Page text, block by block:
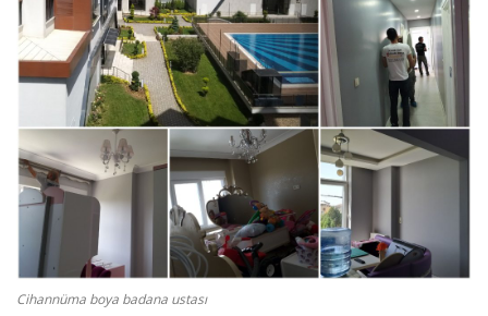
Cihannüma boya badana ustası